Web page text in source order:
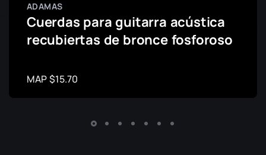
ADAMAS
Cuerdas para guitarra acústica
recubiertas de bronce fosforoso
MAP $15.70